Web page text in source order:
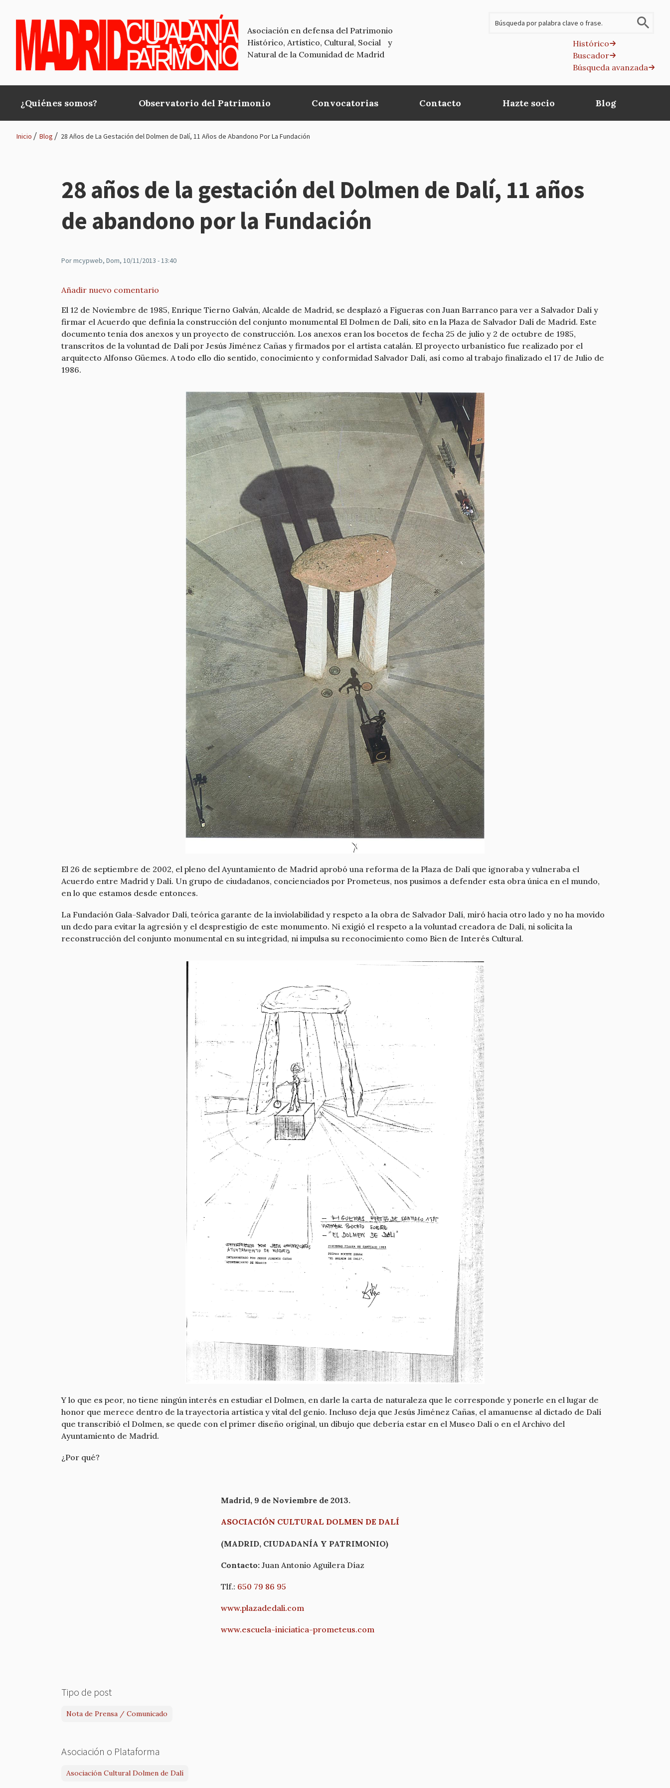
Asociación en defensa del Patrimonio
Histórico, Artístico, Cultural, Social y
Natural de la Comunidad de Madrid
Histórico
Buscador
Búsqueda avanzada
Main
navigation
¿Quiénes somos? Observatorio del Patrimonio Convocatorias Contacto Hazte socio Blog
navegación
Inicio Blog 28 Años de La Gestación del Dolmen de Dalí, 11 Años de Abandono Por La Fundación
28 años de la gestación del Dolmen de Dalí, 11 años
de abandono por la Fundación
Pormcypweb, Dom, 10/11/2013 - 13:40
Añadir nuevo comentario
El 12 de Noviembre de 1985, Enrique Tierno Galván, Alcalde de Madrid, se desplazó a Figueras con Juan Barranco para ver a Salvador Dalí y
firmar el Acuerdo que definía la construcción del conjunto monumental El Dolmen de Dalí, sito en la Plaza de Salvador Dalí de Madrid. Este
documento tenía dos anexos y un proyecto de construcción. Los anexos eran los bocetos de fecha 25 de julio y 2 de octubre de 1985,
transcritos de la voluntad de Dalí por Jesús Jiménez Cañas y firmados por el artista catalán. El proyecto urbanístico fue realizado por el
arquitecto Alfonso Güemes. A todo ello dio sentido, conocimiento y conformidad Salvador Dalí, así como al trabajo finalizado el 17 de Julio de
1986.
El 26 de septiembre de 2002, el pleno del Ayuntamiento de Madrid aprobó una reforma de la Plaza de Dalí que ignoraba y vulneraba el
Acuerdo entre Madrid y Dalí. Un grupo de ciudadanos, concienciados por Prometeus, nos pusimos a defender esta obra única en el mundo,
en lo que estamos desde entonces.
La Fundación Gala-Salvador Dalí, teórica garante de la inviolabilidad y respeto a la obra de Salvador Dalí, miró hacia otro lado y no ha movido
un dedo para evitar la agresión y el desprestigio de este monumento. Ni exigió el respeto a la voluntad creadora de Dalí, ni solicita la
reconstrucción del conjunto monumental en su integridad, ni impulsa su reconocimiento como Bien de Interés Cultural.
Y lo que es peor, no tiene ningún interés en estudiar el Dolmen, en darle la carta de naturaleza que le corresponde y ponerle en el lugar de
honor que merece dentro de la trayectoria artística y vital del genio. Incluso deja que Jesús Jiménez Cañas, el amanuense al dictado de Dalí
que transcribió el Dolmen, se quede con el primer diseño original, un dibujo que debería estar en el Museo Dalí o en el Archivo del
Ayuntamiento de Madrid.
¿Por qué?
Madrid, 9 de Noviembre de 2013.
ASOCIACIÓN CULTURAL DOLMEN DE DALÍ
(MADRID, CIUDADANÍA Y PATRIMONIO)
Contacto: Juan Antonio Aguilera Díaz
Tlf.: 650 79 86 95
www.plazadedali.com
www.escuela-iniciatica-prometeus.com
Tipo de post
Nota de Prensa / Comunicado
Asociación o Plataforma
Asociación Cultural Dolmen de Dalí